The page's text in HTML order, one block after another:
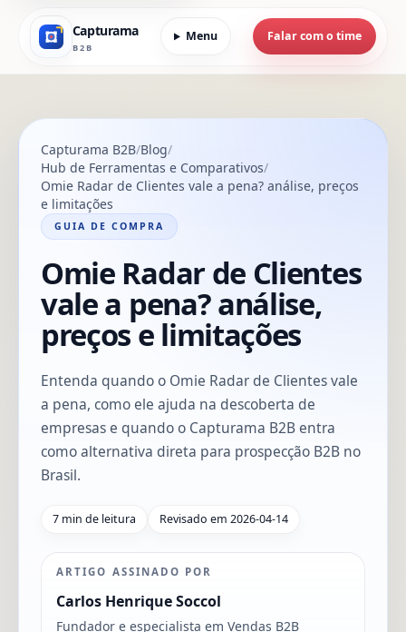
Capturama
B2B
Menu Falar com o time
Capturama B2B Blog
Hub de Ferramentas e Comparativos
Omie Radar de Clientes vale a pena? análise, preços
e limitações
GUIA DE COMPRA
Omie Radar de Clientes
vale a pena? análise,
preços e limitações
Entenda quando o Omie Radar de Clientes vale
a pena, como ele ajuda na descoberta de
empresas e quando o Capturama B2B entra
como alternativa direta para prospecção B2B no
Brasil.
7 min de leitura Revisado em 2026-04-14
ARTIGO ASSINADO POR
Carlos Henrique Soccol
Fundador e especialista em Vendas B2B